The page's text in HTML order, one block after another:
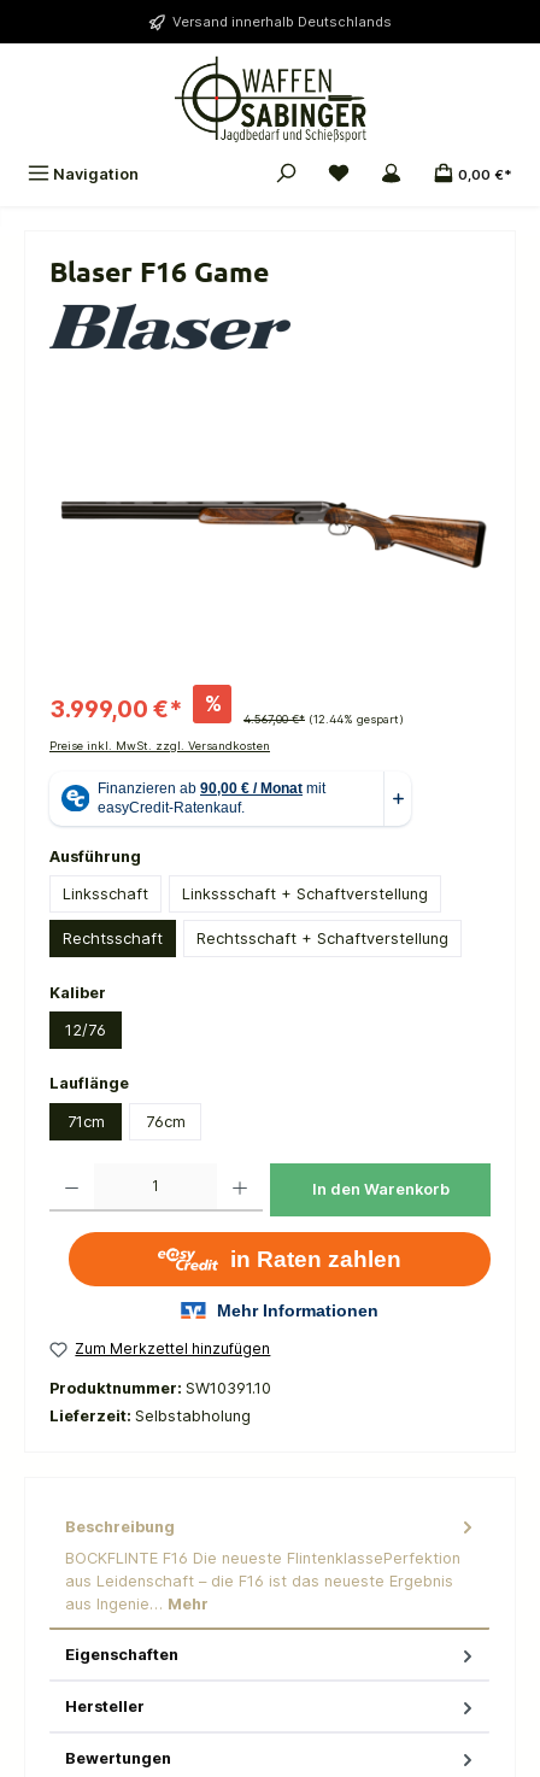
Versand innerhalb Deutschlands
Navigation 0,00 €*
Blaser F16 Game
3.999,00 €* %
4.567,00 €* (12.44% gespart)
Preise inkl. MwSt. zzgl. Versandkosten
Ausführung
Linksschaft Linkssschaft + Schaftverstellung
Rechtsschaft Rechtsschaft + Schaftverstellung
Kaliber
12/76
Lauflängeauswählen
71cm 76cm
In den Warenkorb
Zum Merkzettel hinzufügen
Produktnummer: SW10391.10
Lieferzeit: Selbstabholung
Beschreibung
BOCKFLINTE F16 Die neueste FlintenklassePerfektion
aus Leidenschaft – die F16 ist das neueste Ergebnis
aus Ingenie… Mehr
Eigenschaften
Hersteller
Bewertungen